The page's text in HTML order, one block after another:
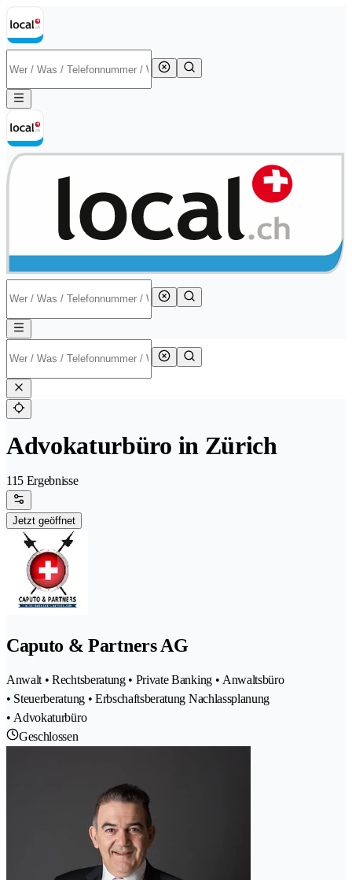
Advokaturbüro in Zürich
115 Ergebnisse
Jetzt geöffnet
Caputo & Partners AG
Anwalt • Rechtsberatung • Private Banking • Anwaltsbüro
• Steuerberatung • Erbschaftsberatung Nachlassplanung
• Advokaturbüro
Geschlossen